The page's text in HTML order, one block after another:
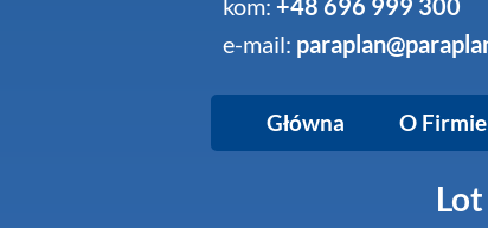
kom: +48 696 999 300
e-mail:
Główna O Firmie